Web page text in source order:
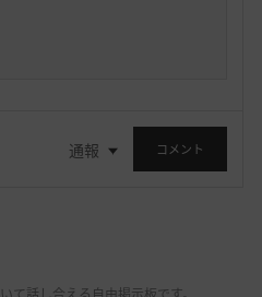
通報 コメント
て話し合える自由掲示板です。